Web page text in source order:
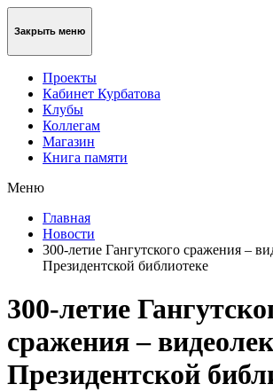
Закрыть меню
Проекты
Кабинет Курбатова
Клубы
Коллегам
Магазин
Книга памяти
Меню
Главная
Новости
300-летие Гангутского сражения –
Президентской библиотеке
300-летие
сражения –
Президентской